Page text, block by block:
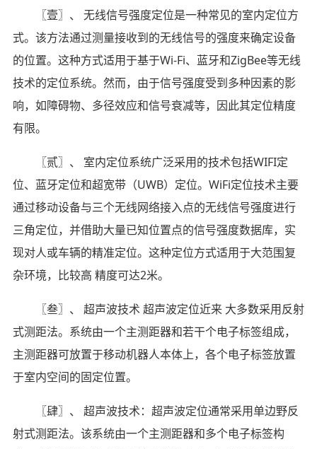
〖壹〗、 无线信号强度定位是一种常见的室内定位方
式。该方法通过测量接收到的无线信号的强度来确定设备
的位置。这种方式适用于基于Wi-Fi、蓝牙和ZigBee等无线
技术的定位系统。然而，由于信号强度受到多种因素的影
响，如障碍物、多径效应和信号衰减等，因此其定位精度
有限。
〖贰〗、 室内定位系统广泛采用的技术包括WIFI定
位、蓝牙定位和超宽带（UWB）定位。WiFi定位技术主要
通过移动设备与三个无线网络接入点的无线信号强度进行
三角定位，并借助大量已知位置点的信号强度数据库，实
现对人或车辆的精准定位。这种定位方式适用于大范围复
杂环境，比较高 精度可达2米。
〖叁〗、 超声波技术 超声波定位近来 大多数采用反射
式测距法。系统由一个主测距器和若干个电子标签组成，
主测距器可放置于移动机器人本体上，各个电子标签放置
于室内空间的固定位置。
〖肆〗、 超声波技术：超声波定位通常采用单边野反
射式测距法。该系统由一个主测距器和多个电子标签构